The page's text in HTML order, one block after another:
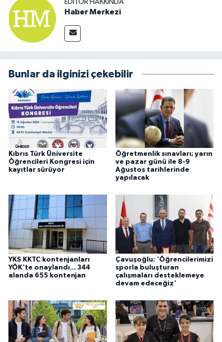
EDITÖR HAKKINDA
Haber Merkezi
Bunlar da ilginizi çekebilir
Kıbrıs Türk Üniversite
Öğrencileri Kongresi için
kayıtlar sürüyor
Öğretmenlik sınavları; yarın
ve pazar günü ile 8-9
Ağustos tarihlerinde
yapılacak
YKS KKTC kontenjanları
YÖK'te onaylandı... 344
alanda 655 kontenjan
Çavuşoğlu: 'Öğrencilerimizi
sporla buluşturan
çalışmaları desteklemeye
devam edeceğiz'